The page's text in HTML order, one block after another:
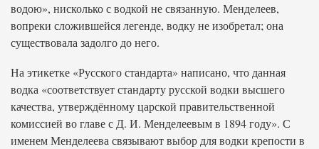
водою», нисколько с водкой не связанную. Менделеев,
вопреки сложившейся легенде, водку не изобретал; она
существовала задолго до него.
На этикетке «Русского стандарта» написано, что данная
водка «соответствует стандарту русской водки высшего
качества, утверждённому царской правительственной
комиссией во главе с Д. И. Менделеевым в 1894 году». С
именем Менделеева связывают выбор для водки крепости в